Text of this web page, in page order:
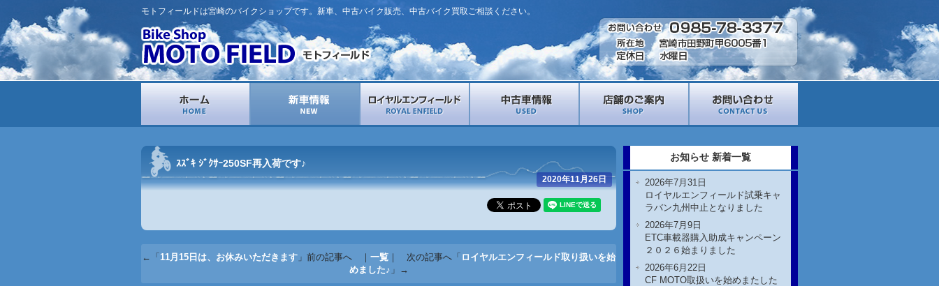
モトフィールドは宮崎のバイクショップです。新車、中古バイク販売、中古バイク買取ご相談ください。
ｽｽﾞｷ ｼﾞｸｻｰ250SF再入荷です♪
2020年11月26日
←「 11月15日は、お休みいただきます 」前の記事へ ｜ 一覧 ｜ 次の記事へ「 ロイヤルエンフィールド取り扱いを始
めました♪ 」→
お知らせ 新着一覧
2026年7月31日
ロイヤルエンフィールド試乗キャ
ラバン九州中止となりました
2026年7月9日
ETC車載器購入助成キャンペーン
２０２６始まりました
2026年6月22日
CF MOTO取扱いを始めまたした